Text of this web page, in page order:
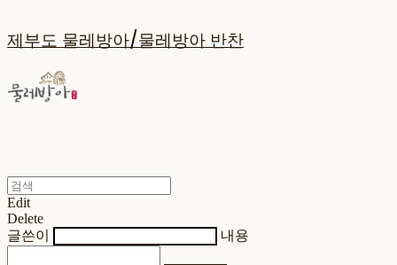
제부도 물레방아/물레방아 반찬
Edit
Delete
글쓴이
내용